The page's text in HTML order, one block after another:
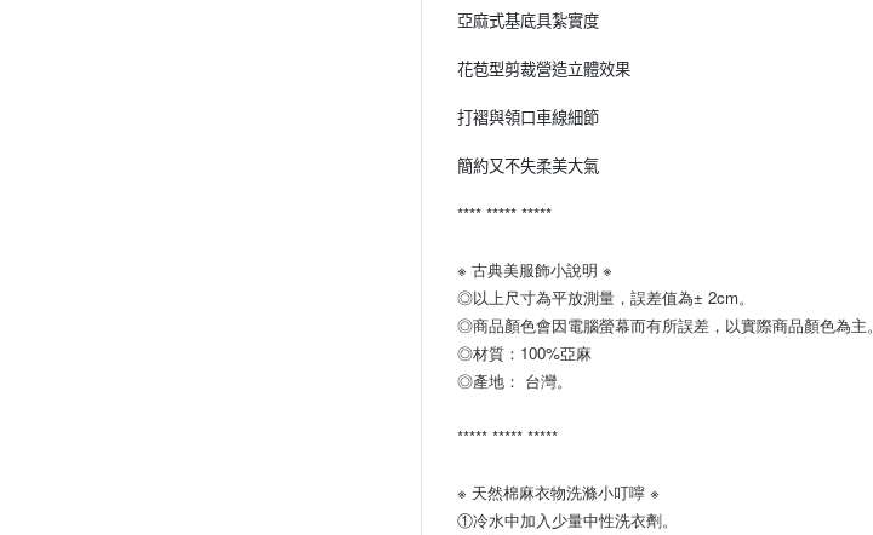
亞麻式基底具紮實度
花苞型剪裁營造立體效果
打褶與領口車線細節
簡約又不失柔美大氣
**** ***** *****
※ 古典美服飾小說明 ※
◎以上尺寸為平放測量，誤差值為± 2cm。
◎商品顏色會因電腦螢幕而有所誤差，以實際商品顏色為主。
◎材質：100%亞麻
◎產地： 台灣。
***** ***** *****
※ 天然棉麻衣物洗滌小叮嚀 ※
①冷水中加入少量中性洗衣劑。